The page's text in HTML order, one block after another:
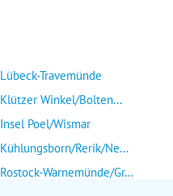
Lübeck-Travemünde
Klützer Winkel/Bolten...
Insel Poel/Wismar
Kühlungsborn/Rerik/Ne...
Rostock-Warnemünde/Gr...